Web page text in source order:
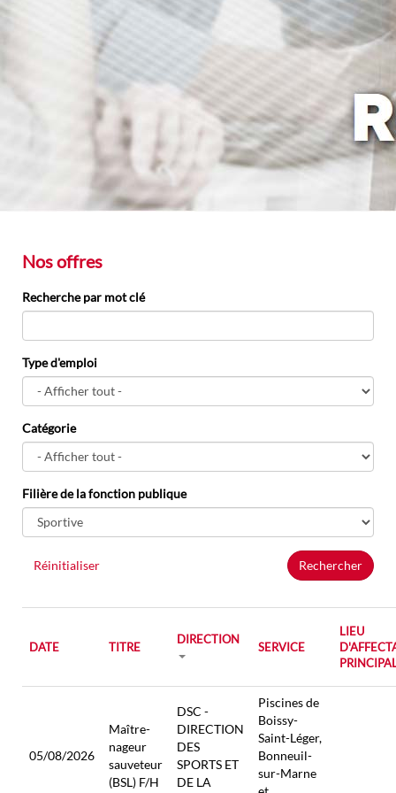
Nos offres
Recherche par mot clé
Type d'emploi
Catégorie
Filière de la fonction publique
Rechercher
Réinitialiser
DATE TITRE
DIRECTION
SERVICE
LIEU
05/08/2026
Maître-
nageur
sauveteur
(BSL) F/H
DSC -
DIRECTION
DES
SPORTS ET
DE LA
Piscines de
Boissy-
Saint-Léger,
Bonneuil-
sur-Marne